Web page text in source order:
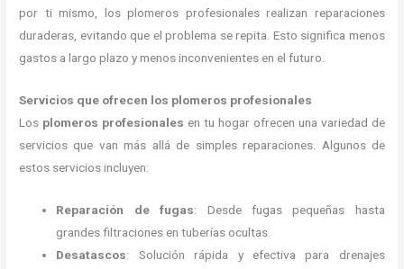
por ti mismo, los plomeros profesionales realizan reparaciones
duraderas, evitando que el problema se repita. Esto significa menos
gastos a largo plazo y menos inconvenientes en el futuro.
Servicios que ofrecen los plomeros profesionales
Los plomeros profesionales en tu hogar ofrecen una variedad de
servicios que van más allá de simples reparaciones. Algunos de
estos servicios incluyen:
Reparación de fugas: Desde fugas pequeñas hasta
grandes filtraciones en tuberías ocultas.
Desatascos: Solución rápida y efectiva para drenajes